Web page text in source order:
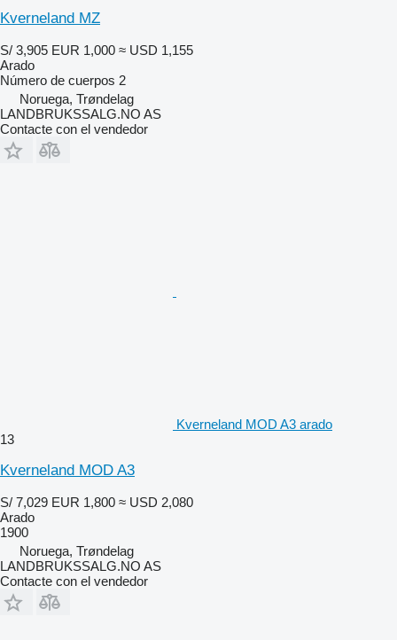
Kverneland MZ
S/ 3,905 EUR 1,000 ≈ USD 1,155
Arado
Número de cuerpos 2
Noruega, Trøndelag
LANDBRUKSSALG.NO AS
Contacte con el vendedor
Kverneland MOD A3 arado
13
Kverneland MOD A3
S/ 7,029 EUR 1,800 ≈ USD 2,080
Arado
1900
Noruega, Trøndelag
LANDBRUKSSALG.NO AS
Contacte con el vendedor